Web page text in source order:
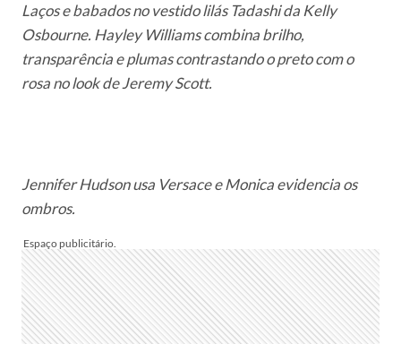
Laços e babados no vestido lilás Tadashi da Kelly
Osbourne. Hayley Williams combina brilho,
transparência e plumas contrastando o preto com o
rosa no look de Jeremy Scott.
Jennifer Hudson usa Versace e Monica evidencia os
ombros.